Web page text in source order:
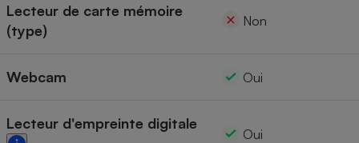
Lecteur de carte mémoire
(type)
Non
Webcam Oui
Lecteur d'empreinte digitale
Oui